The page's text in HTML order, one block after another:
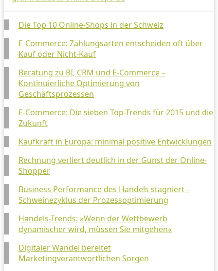
Die Top 10 Online-Shops in der Schweiz
E-Commerce: Zahlungsarten entscheiden oft über
Kauf oder Nicht-Kauf
Beratung zu BI, CRM und E-Commerce –
Kontinuierliche Optimierung von
Geschäftsprozessen
E-Commerce: Die sieben Top-Trends für 2015 und die
Zukunft
Kaufkraft in Europa: minimal positive Entwicklungen
Rechnung verliert deutlich in der Gunst der Online-
Shopper
Business Performance des Handels stagniert –
Schweinezyklus der Prozessoptimierung
Handels-Trends: »Wenn der Wettbewerb
dynamischer wird, müssen Sie mitgehen«
Digitaler Wandel bereitet
Marketingverantwortlichen Sorgen